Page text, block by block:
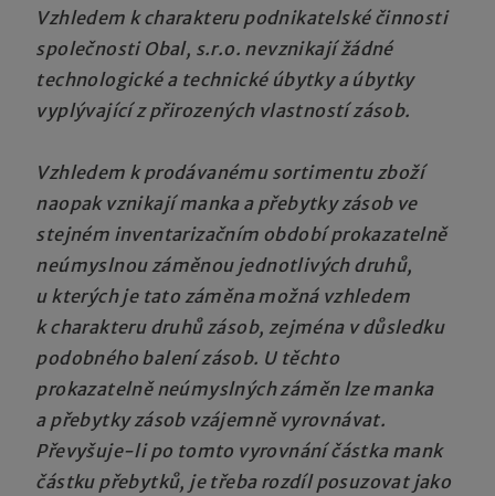
Vzhledem k charakteru podnikatelské činnosti
společnosti Obal, s.r.o. nevznikají žádné
technologické a technické úbytky a úbytky
vyplývající z přirozených vlastností zásob.
Vzhledem k prodávanému sortimentu zboží
naopak vznikajímanka a přebytky zásob ve
stejném inventarizačním období prokazatelně
neúmyslnou záměnou jednotlivých druhů,
u kterých je tato záměna možná vzhledem
k charakteru druhů zásob, zejména v důsledku
podobného balení zásob. U těchto
prokazatelně neúmyslných záměn lze manka
a přebytky zásob vzájemně vyrovnávat.
Převyšuje-li po tomto vyrovnání částka mank
částku přebytků, je třeba rozdíl posuzovat jako